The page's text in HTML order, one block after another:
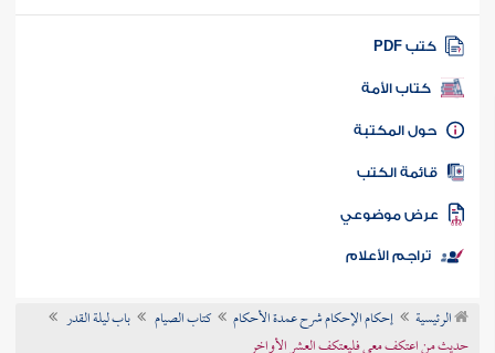
كتب PDF
كتاب الأمة
المكتبة
الكتب
موضوعي
تراجم الأعلام
الرئيسية إحكام الإحكام شرح عمدة الأحكام كتاب الصيام
باب ليلة القدر